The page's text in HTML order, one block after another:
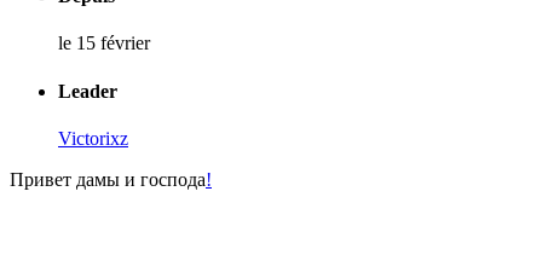
le 15 février
Leader
Victorixz
Привет дамы и господа!